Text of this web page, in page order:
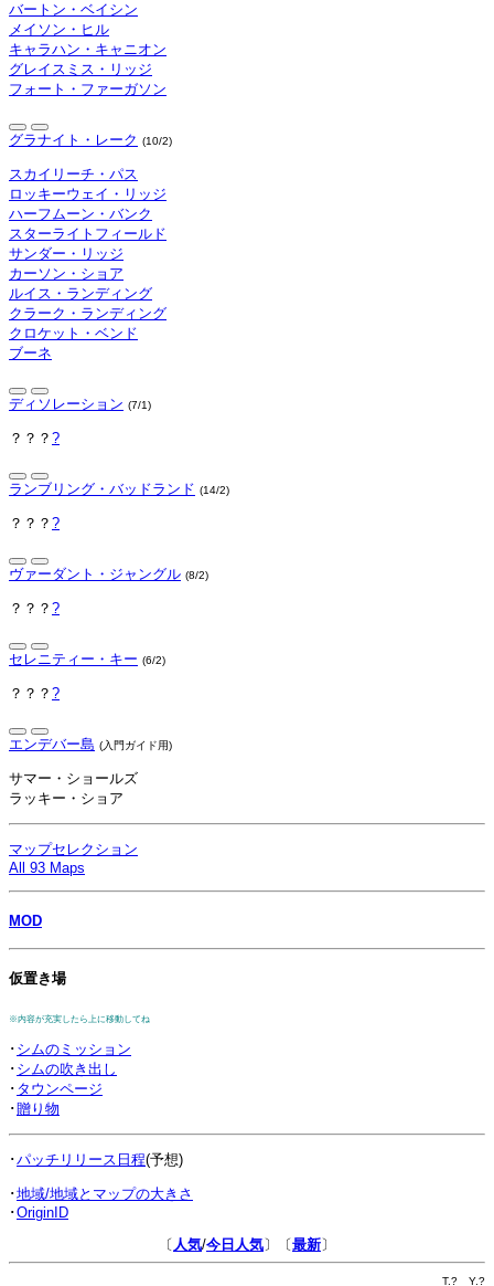
バートン・ベイシン
メイソン・ヒル
キャラハン・キャニオン
グレイスミス・リッジ
フォート・ファーガソン
グラナイト・レーク (10/2)
スカイリーチ・パス
ロッキーウェイ・リッジ
ハーフムーン・バンク
スターライトフィールド
サンダー・リッジ
カーソン・ショア
ルイス・ランディング
クラーク・ランディング
クロケット・ベンド
ブーネ
ディソレーション (7/1)
？？？ ?
ランブリング・バッドランド (14/2)
？？？ ?
ヴァーダント・ジャングル (8/2)
？？？ ?
セレニティー・キー (6/2)
？？？ ?
エンデバー島 (入門ガイド用)
サマー・ショールズ
ラッキー・ショア
マップセレクション
All 93 Maps
MOD
仮置き場
※内容が充実したら上に移動してね
･ シムのミッション
･ シムの吹き出し
･ タウンページ
･贈り物
･パッチリリース日程(予想)
･地域/地域とマップの大きさ
･OriginID
〔 人気/今日人気〕〔最新〕
T.? Y.?